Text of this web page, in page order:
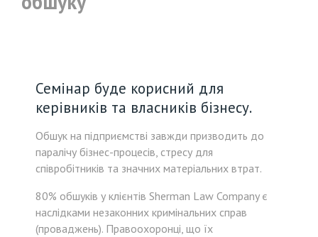
Семінар буде корисний для
керівників та власників бізнесу.
Обшук на підприємстві завжди призводить до
паралічу бізнес-процесів, стресу для
співробітників та значних матеріальних втрат.
80% обшуків у клієнтів Sherman Law Company є
наслідками незаконних кримінальних справ
(проваджень). Правоохоронці, що їх